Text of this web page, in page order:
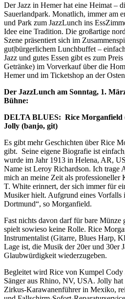
Der Jazz in Hemer hat eine Heimat –
Sauerlandpark. Monatlich, immer am
und Park zum JazzLunch ins
Idee eine Tradition. Die großartige
Szene präsentiert sich im
gut|bürgerlichem Lunchbuffet –
Jazz und gutes Essen gibt es zum
Getränke) im Vorverkauf über die
Hemer und im Ticketshop an der
Der JazzLunch am Sonntag, 1.
Bühne:
DELTA BLUES: Rice Morganfield
Jolly (banjo, git)
Es gibt mehr Geschichten über Rice
gibt. Seine eigene Biografie ist
wurde im Jahr 1913 in Helena, AR,
Name ist Leroy Richardson. Ich trage
mich an meine Zeit als
T. White erinnert, der sich immer für
Musiker hielt. Aufgrund eines Vorfalls
Dortmund“, so Morganfield.
Fast nichts davon darf für bare Münze
spielt sowieso keine Rolle. Rice
Instrumentalist (Gitarre, Blues Harp,
Lage ist, die Musik der 20er und 30er
Glaubwürdigkeit wiederzugeben.
Begleitet wird Rice von Kumpel
Sänger aus Rhino, NV, USA. Jolly hat
Zirkus-Karawanenführer in Mexiko,